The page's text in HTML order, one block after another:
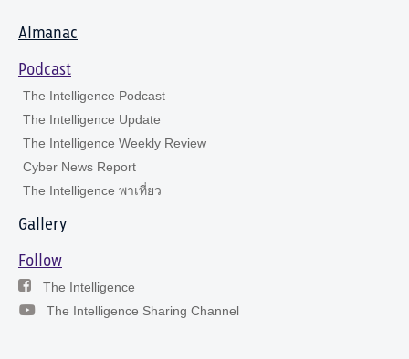
Almanac
Podcast
The Intelligence Podcast
The Intelligence Update
The Intelligence Weekly Review
Cyber News Report
The Intelligence พาเที่ยว
Gallery
Follow
The Intelligence
The Intelligence Sharing Channel